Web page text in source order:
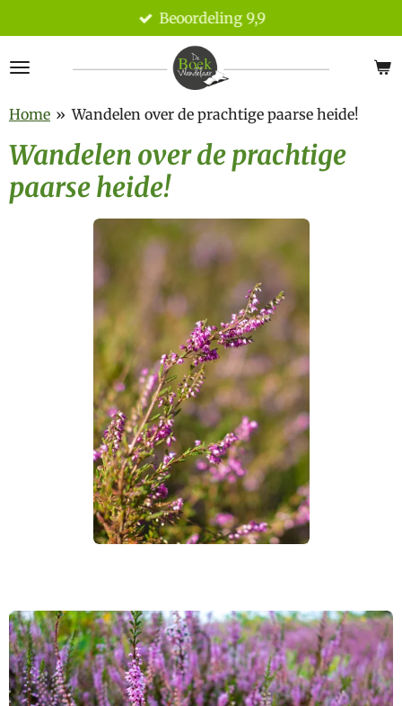
direct
naar
Beoordeling 9,9
Home » Wandelen over de prachtige paarse heide!
Wandelen over de prachtige
paarse heide!